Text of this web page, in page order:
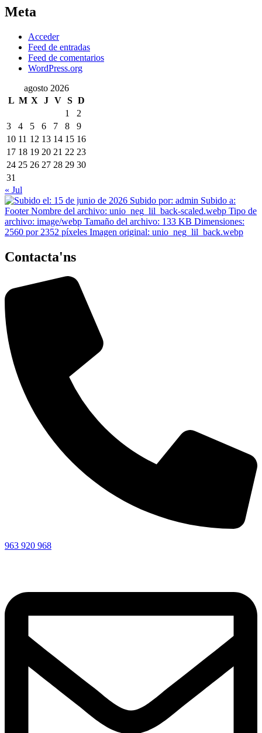
Meta
Acceder
Feed de entradas
Feed de comentarios
WordPress.org
agosto 2026
L M X J V S D
1
2
3
4 5 6 7 8
9
10 11 12 13 14 15 16
17 18 19 20 21 22 23
24 25 26 27 28 29 30
31
« Jul
Contacta'ns
963 920 968